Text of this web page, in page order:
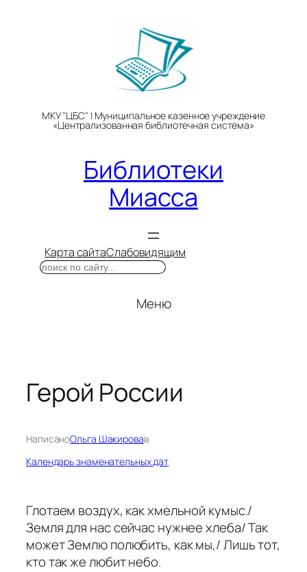
МКУ "ЦБС" | Муниципальное казенное учреждение
«Централизованная библиотечная система»
Библиотеки
Миасса
Карта сайтаСлабовидящим
Поиск
Меню
Герой России
НаписаноОльга Шакировав
Календарь знаменательных дат
Глотаем воздух, как хмельной кумыс./
Земля для нас сейчас нужнее хлеба/ Так
может Землю полюбить, как мы,/ Лишь тот,
кто так же любит небо.